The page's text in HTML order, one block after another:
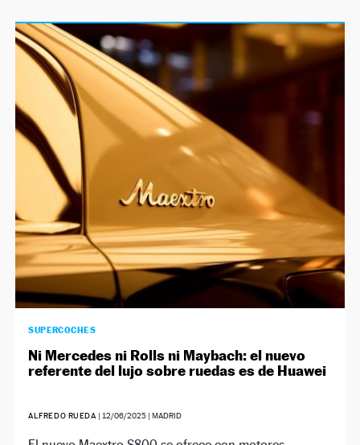
SUPERCOCHES
Ni Mercedes ni Rolls ni Maybach: el nuevo
referente del lujo sobre ruedas es de Huawei
ALFREDO RUEDA | 12/06/2025| MADRID